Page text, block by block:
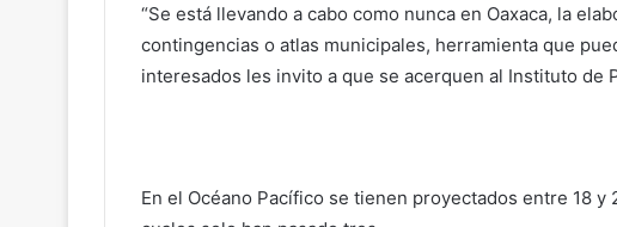
“Se está llevando a cabo como nunca en Oaxaca, la
contingencias o atlas municipales, herramienta que
interesados les invito a que se acerquen al Instituto de
En el Océano Pacífico se tienen proyectados entre 18